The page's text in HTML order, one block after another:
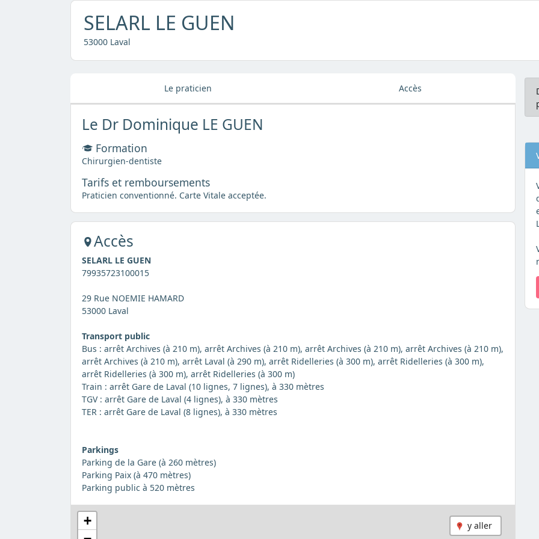
SELARL LE GUEN
53000 Laval
Le praticien Accès
Le Dr Dominique LE GUEN
Formation
Chirurgien-dentiste
Tarifs et remboursements
Praticien conventionné. Carte Vitale acceptée.
Accès
SELARL LE GUEN
79935723100015
29 Rue NOEMIE HAMARD
53000 Laval
Transport public
Bus : arrêt Archives (à 210 m), arrêt Archives (à 210 m), arrêt Archives (à 210 m), arrêt Archives (à 210 m),
arrêt Archives (à 210 m), arrêt Laval (à 290 m), arrêt Ridelleries (à 300 m), arrêt Ridelleries (à 300 m),
arrêt Ridelleries (à 300 m), arrêt Ridelleries (à 300 m)
Train : arrêt Gare de Laval (10 lignes, 7 lignes), à 330 mètres
TGV : arrêt Gare de Laval (4 lignes), à 330 mètres
TER : arrêt Gare de Laval (8 lignes), à 330 mètres
Parkings
Parking de la Gare (à 260 mètres)
Parking Paix (à 470 mètres)
Parking public à 520 mètres
y aller
+